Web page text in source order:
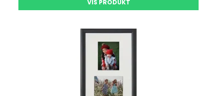
VIS PRODUKT